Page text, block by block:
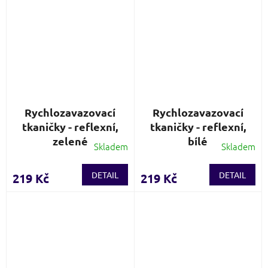
Rychlozavazovací
tkaničky - reflexní,
zelené Skladem
219 Kč DETAIL
Rychlozavazovací
tkaničky - reflexní,
bílé
produktu
je
Skladem
219 Kč DETAIL